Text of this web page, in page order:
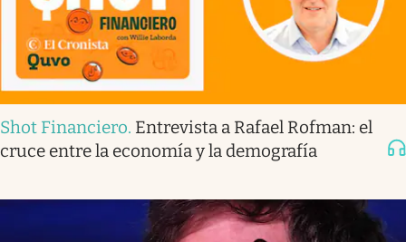
Shot Financiero. Entrevista a Rafael Rofman: el
cruce entre la economía y la demografía